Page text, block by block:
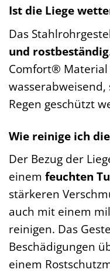
Ist die Liege
Das
und rostbeständig
Comfort®
Regen geschützt
Wie reinige ich
Der Bezug der
einem feuchten
stärkeren
auch mit einem
reinigen. Das
Beschädigungen
einem